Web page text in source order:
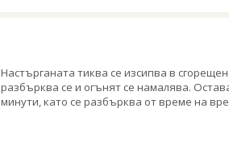
Настърганата тиква се изсипва в
разбърква се и огънят се намалява.
минути, като се разбърква от време на